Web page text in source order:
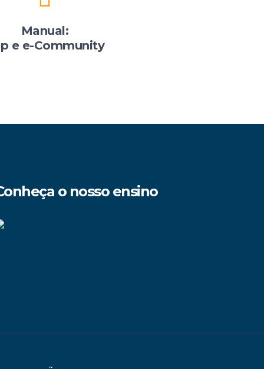
Manual:
e e-Community
o nosso ensino